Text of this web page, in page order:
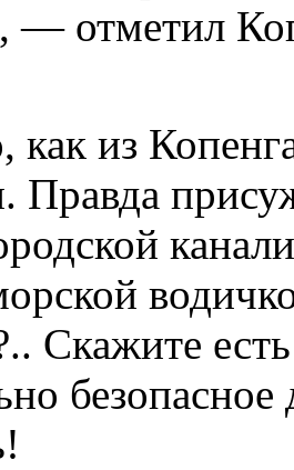
— отметил
как из
Правда
Скажите